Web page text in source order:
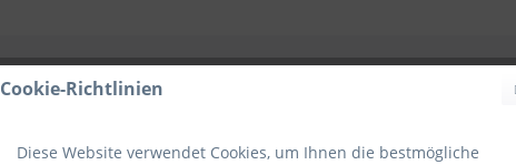
Cookie-Richtlinien
Diese Website verwendet Cookies, um Ihnen die bestmögliche